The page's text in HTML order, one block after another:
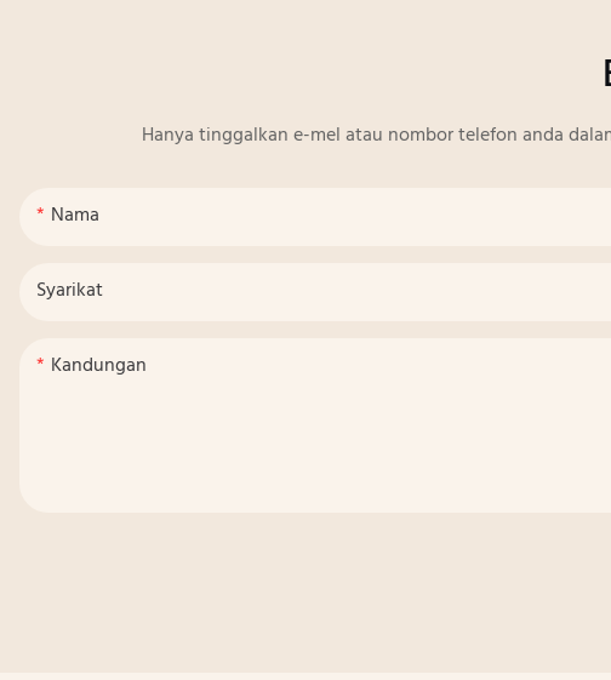
Hanya tinggalkan e-mel atau nombor telefon anda
Nama
Syarikat
Kandungan